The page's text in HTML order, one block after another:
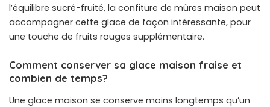
l’équilibre sucré-fruité, la confiture de mûres maison peut
accompagner cette glace de façon intéressante, pour
une touche de fruits rouges supplémentaire.
Comment conserver sa glace maison fraise et
combien de temps?
Une glace maison se conserve moins longtemps qu’un